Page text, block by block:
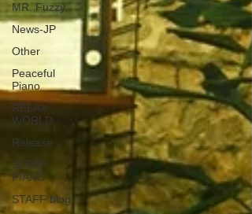
MR. Fuzzy
News-JP
Other
Peaceful
Piano
RELAX
WORLD
Release
SLEEP
PIANO
STAFF blog